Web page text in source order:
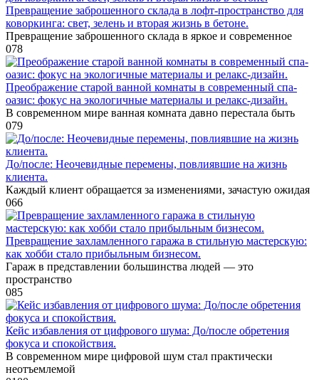
Превращение заброшенного склада в лофт-пространство для
коворкинга: свет, зелень и вторая жизнь в бетоне.
Превращение заброшенного склада в яркое и современное
078
Преображение старой ванной комнаты в современный спа-
оазис: фокус на экологичные материалы и релакс-дизайн.
В современном мире ванная комната давно перестала быть
079
До/после: Неочевидные перемены, повлиявшие на жизнь
клиента.
Каждый клиент обращается за изменениями, зачастую ожидая
066
Превращение захламленного гаража в стильную мастерскую:
как хобби стало прибыльным бизнесом.
Гараж в представлении большинства людей — это
пространство
085
Кейс избавления от цифрового шума: До/после обретения
фокуса и спокойствия.
В современном мире цифровой шум стал практически
неотъемлемой